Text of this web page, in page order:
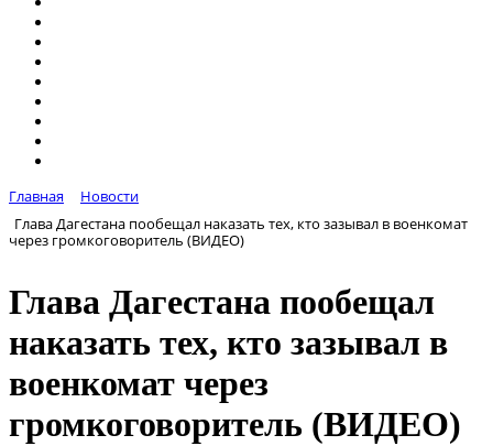
Главная
Новости
Глава Дагестана пообещал наказать тех, кто зазывал в военкомат
через громкоговоритель (ВИДЕО)
Глава Дагестана пообещал
наказать тех, кто зазывал в
военкомат через
громкоговоритель (ВИДЕО)